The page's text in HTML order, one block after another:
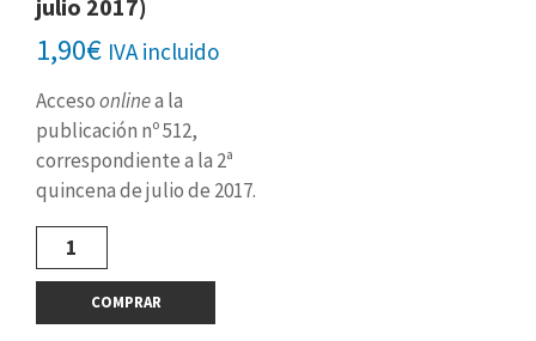
julio 2017)
1,90€ IVA incluido
Accesoonlinea la
publicación nº 512,
correspondiente a la 2ª
quincena de julio de 2017.
Revista
digital
nº
COMPRAR